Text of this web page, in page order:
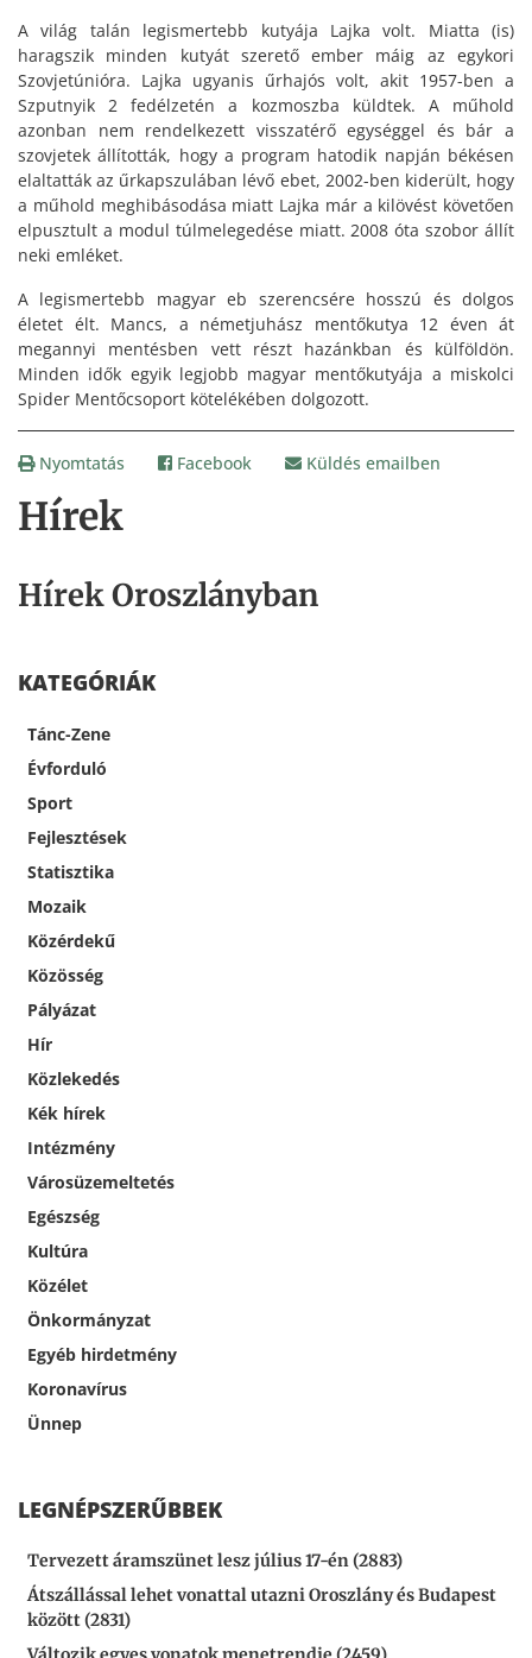
Hírek
Hírek Oroszlányban
KATEGÓRIÁK
Tánc-Zene
Évforduló
Sport
Fejlesztések
Statisztika
Mozaik
Közérdekű
Közösség
Pályázat
Hír
Közlekedés
Kék hírek
Intézmény
Városüzemeltetés
Egészség
Kultúra
Közélet
Önkormányzat
Egyéb hirdetmény
Koronavírus
Ünnep
LEGNÉPSZERŰBBEK
Tervezett áramszünet lesz július 17-én (2883)
Átszállással lehet vonattal utazni Oroszlány és Budapest
között (2831)
A világ talán legismertebb kutyája Lajka volt. Miatta (is)
haragszik minden kutyát szerető ember máig az egykori
Szovjetúnióra. Lajka ugyanis űrhajós volt, akit 1957-ben a
Szputnyik 2 fedélzetén a kozmoszba küldtek. A műhold
azonban nem rendelkezett visszatérő egységgel és bár a
szovjetek állították, hogy a program hatodik napján békésen
elaltatták az űrkapszulában lévő ebet, 2002-ben kiderült, hogy
a műhold meghibásodása miatt Lajka már a kilövést követően
elpusztult a modul túlmelegedése miatt. 2008 óta szobor állít
neki emléket.
A legismertebb magyar eb szerencsére hosszú és dolgos
életet élt. Mancs, a németjuhász mentőkutya 12 éven át
megannyi mentésben vett részt hazánkban és külföldön.
Minden idők egyik legjobb magyar mentőkutyája a miskolci
Spider Mentőcsoport kötelékében dolgozott.
Nyomtatás Facebook Küldés emailben